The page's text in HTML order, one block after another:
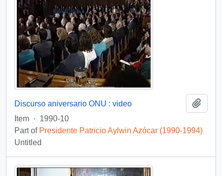
Discurso aniversario ONU : video
Item · 1990-10
Part of Presidente Patricio Aylwin Azócar (1990-1994)
Untitled